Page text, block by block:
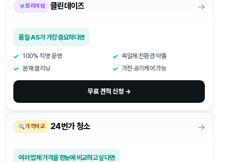
프리미엄 클린데이즈 →
품질·AS가 가장 중요하다면
100% 직영 운영
독일제 친환경 약품
분해 클리닝
가전·공기케어 가능
무료 견적 신청 →
가격비교 24번가 청소 →
여러 업체 가격을 한눈에 비교하고 싶다면